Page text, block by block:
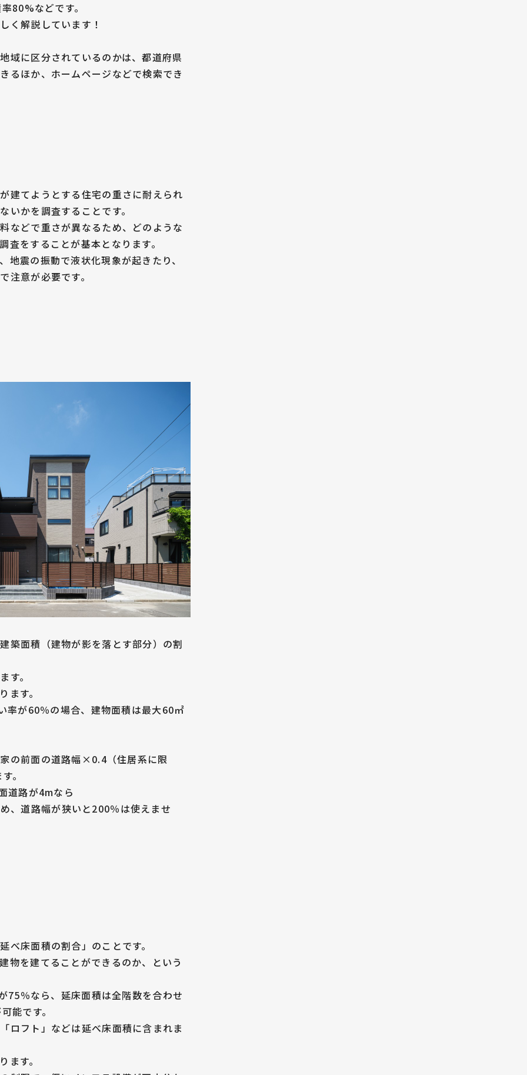
80%などです。
く解説しています！
域に区分されているのかは、都道府県
るほか、ホームページなどで検索でき
建てようとする住宅の重さに耐えられ
いかを調査することです。
などで重さが異なるため、どのような
査をすることが基本となります。
地震の振動で液状化現象が起きたり、
注意が必要です。
築面積（建物が影を落とす部分）の割
す。
ます。
率が60％の場合、建物面積は最大60㎡
の前面の道路幅×0.4（住居系に限
。
道路が4mなら
道路幅が狭いと200％は使えませ
べ床面積の割合」のことです。
物を建てることができるのか、という
75％なら、延床面積は全階数を合わせ
能です。
ロフト」などは延べ床面積に含まれま
ます。